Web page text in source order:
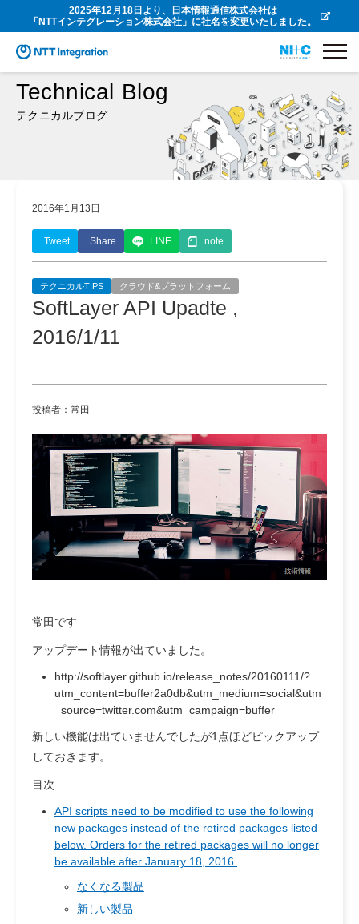
2025年12月18日より、日本情報通信株式会社は
「NTTインテグレーション株式会社」に社名を変更いたしました。
Technical Blog
テクニカルブログ
2016年1月13日
Tweet Share LINE note
テクニカルTIPS クラウド&プラットフォーム
SoftLayer API Upadte ,
2016/1/11
投稿者：常田
常田です
アップデート情報が出ていました。
http://softlayer.github.io/release_notes/20160111/?
utm_content=buffer2a0db&utm_medium=social&utm
_source=twitter.com&utm_campaign=buffer
新しい機能は出ていませんでしたが1点ほどピックアップ
しておきます。
目次
API scripts need to be modified to use the following
new packages instead of the retired packages listed
below. Orders for the retired packages will no longer
be available after January 18, 2016.
なくなる製品
新しい製品